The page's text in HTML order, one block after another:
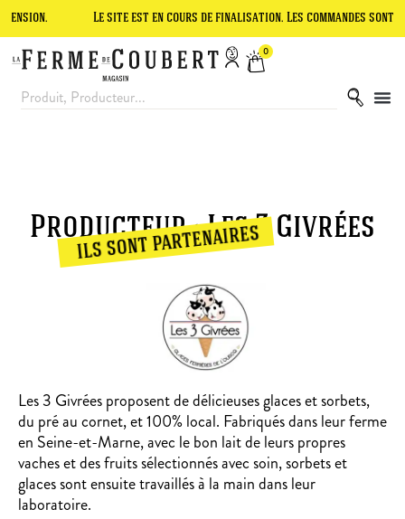
Le site est en cours de finalisation. Les commandes sont
0
Producteur : Les 3 Givrées
ils sont partenaires
Les 3 Givrées proposent de délicieuses glaces et sorbets,
du pré au cornet, et 100% local. Fabriqués dans leur ferme
en Seine-et-Marne, avec le bon lait de leurs propres
vaches et des fruits sélectionnés avec soin, sorbets et
glaces sont ensuite travaillés à la main dans leur
laboratoire.